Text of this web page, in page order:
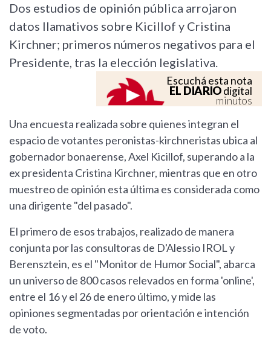
Dos estudios de opinión pública arrojaron
datos llamativos sobre Kicillof y Cristina
Kirchner; primeros números negativos para el
Presidente, tras la elección legislativa.
Escuchá esta nota
EL DIARIOdigital
minutos
Una encuesta realizada sobre quienes integran el
espacio de votantes peronistas-kirchneristas ubica al
gobernador bonaerense, Axel Kicillof, superando a la
ex presidenta Cristina Kirchner, mientras que en otro
muestreo de opinión esta última es considerada como
una dirigente "del pasado".
El primero de esos trabajos, realizado de manera
conjunta por las consultoras de D'Alessio IROL y
Berensztein, es el "Monitor de Humor Social", abarca
un universo de 800 casos relevados en forma 'online',
entre el 16 y el 26 de enero último, y mide las
opiniones segmentadas por orientación e intención
de voto.